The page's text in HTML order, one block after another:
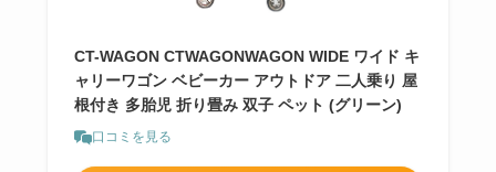
CT-WAGON CTWAGONWAGON WIDE ワイド キ
ャリーワゴン ベビーカー アウトドア 二人乗り 屋
根付き 多胎児 折り畳み 双子 ペット (グリーン)
口コミを見る